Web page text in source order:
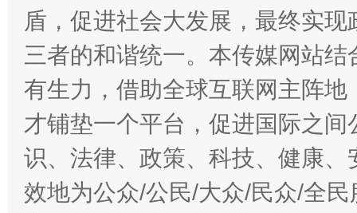
盾，促进社会大发展，最终实
三者的和谐统一。本传媒网站
有生力，借助全球互联网主阵
才铺垫一个平台，促进国际之
识、法律、政策、科技、健康
效地为公众/公民/大众/民众/全